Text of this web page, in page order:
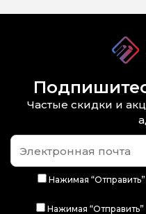
Частые скидки и
Нажимая
Нажимая